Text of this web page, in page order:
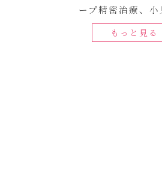
ープ精密治療、小
もっと見る